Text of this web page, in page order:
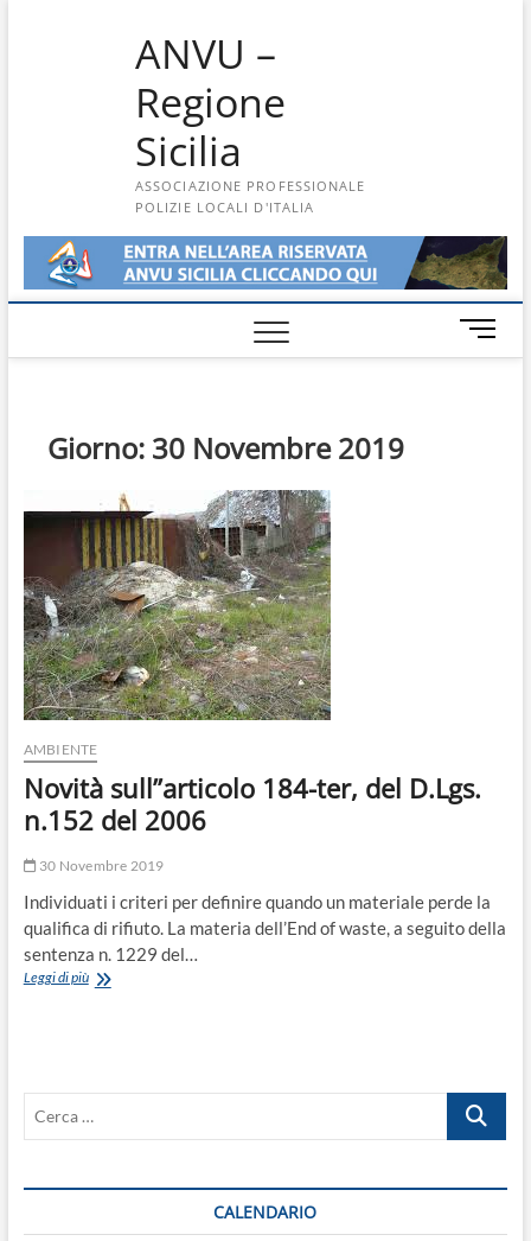
ANVU –
Regione
Sicilia
ASSOCIAZIONE PROFESSIONALE
POLIZIE LOCALI D'ITALIA
M
e
Giorno: 30 Novembre 2019
AMBIENTE
Novità sull’’articolo 184-ter, del D.Lgs.
n.152 del 2006
30 Novembre 2019
Individuati i criteri per definire quando un materiale perde la
qualifica di rifiuto. La materia dell’End of waste, a seguito della
sentenza n. 1229 del…
Leggi di piùNovità
del
Cerca
CALENDARIO